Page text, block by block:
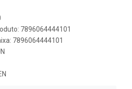
7896064444101
7896064444101